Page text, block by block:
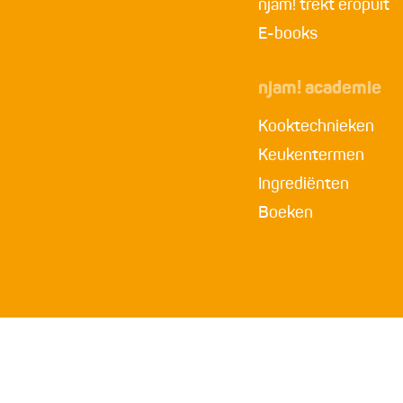
njam! trekt eropuit
E-books
njam! academie
Kooktechnieken
Keukentermen
Ingrediënten
Boeken